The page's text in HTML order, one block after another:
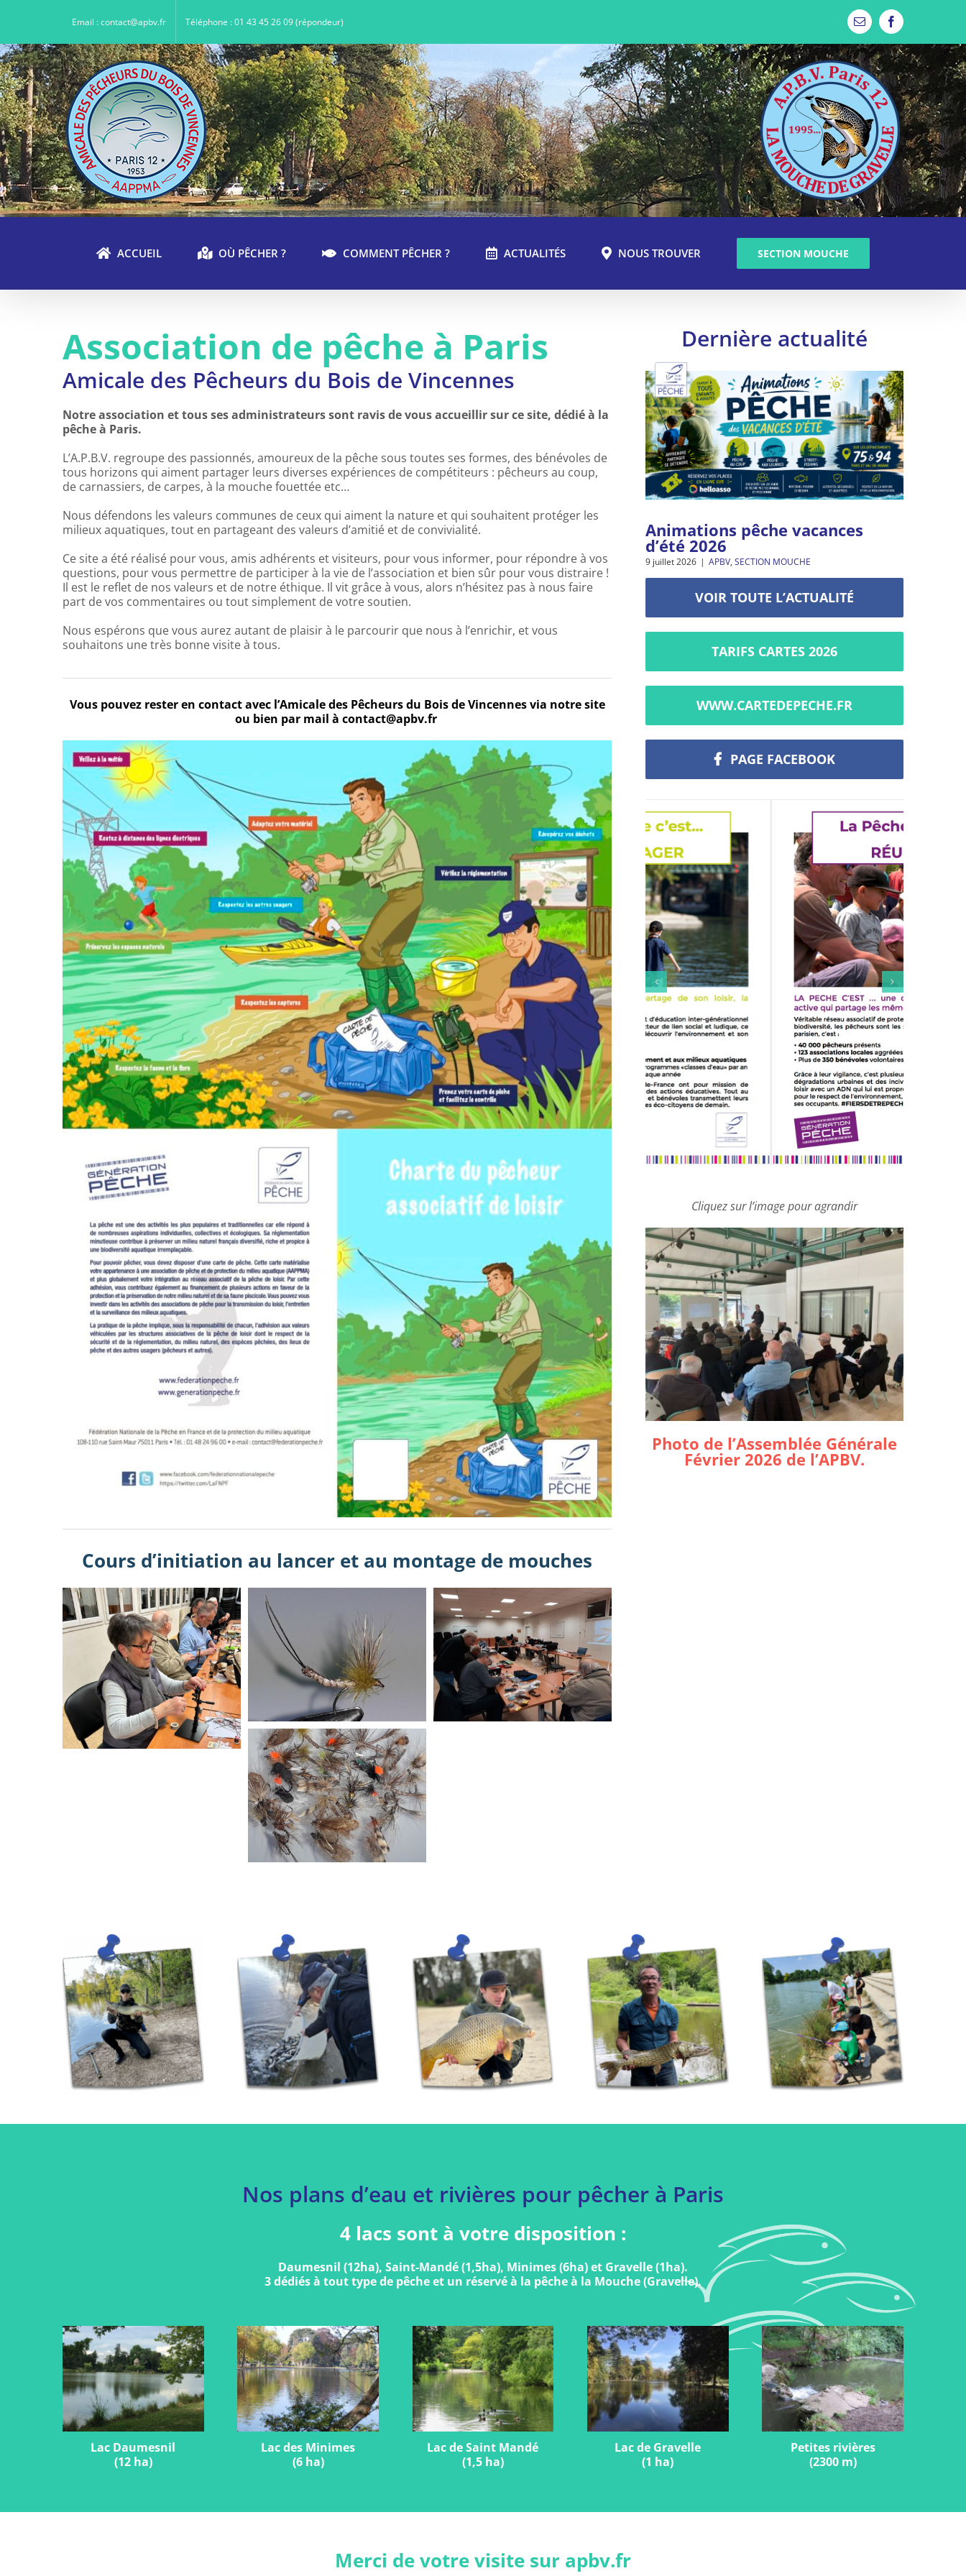
Email : contact@apbv.fr Téléphone : 01 43 45 26 09 (répondeur) Email Facebook
ACCUEIL OÙ PÊCHER ? COMMENT PÊCHER ? ACTUALITÉS NOUS TROUVER SECTION MOUCHE
Association de pêche à Paris
Amicale des Pêcheurs du Bois de Vincennes
Notre association et tous ses administrateurs sont ravis de vous accueillir sur ce site, dédié à la
pêche à Paris.
L’A.P.B.V. regroupe des passionnés, amoureux de la pêche sous toutes ses formes, des bénévoles de
tous horizons qui aiment partager leurs diverses expériences de compétiteurs : pêcheurs au coup,
de carnassiers, de carpes, à la mouche fouettée etc…
Nous défendons les valeurs communes de ceux qui aiment la nature et qui souhaitent protéger les
milieux aquatiques, tout en partageant des valeurs d’amitié et de convivialité.
Ce site a été réalisé pour vous, amis adhérents et visiteurs, pour vous informer, pour répondre à vos
questions, pour vous permettre de participer à la vie de l’association et bien sûr pour vous distraire !
Il est le reflet de nos valeurs et de notre éthique. Il vit grâce à vous, alors n’hésitez pas à nous faire
part de vos commentaires ou tout simplement de votre soutien.
Nous espérons que vous aurez autant de plaisir à le parcourir que nous à l’enrichir, et vous
souhaitons une très bonne visite à tous.
Vous pouvez rester en contact avec l’Amicale des Pêcheurs du Bois de Vincennes via notre site
ou bien par mail à contact@apbv.fr
Cours d’initiation au lancer et au montage de mouches
Dernière actualité
Animations pêche vacances
d’été 2026
9 juillet 2026 | APBV,SECTION MOUCHE
VOIR TOUTE L’ACTUALITÉ
TARIFS CARTES 2026
WWW.CARTEDEPECHE.FR
PAGE FACEBOOK
Cliquez sur l’image pour agrandir
Photo de l’Assemblée Générale
Février 2026 de l’APBV.
Nos plans d’eau et rivières pour pêcher à Paris
4 lacs sont à votre disposition :
Daumesnil (12ha), Saint-Mandé (1,5ha), Minimes (6ha) et Gravelle (1ha).
3 dédiés à tout type de pêche et un réservé à la pêche à la Mouche (Gravelle).
Lac Daumesnil
(12 ha)
Lac des Minimes
(6 ha)
Lac de Saint Mandé
(1,5 ha)
Lac de Gravelle
(1 ha)
Petites rivières
(2300 m)
Merci de votre visite sur apbv.fr